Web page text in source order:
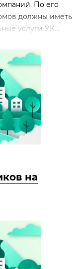
По его
должны иметь
услуги УК...
на